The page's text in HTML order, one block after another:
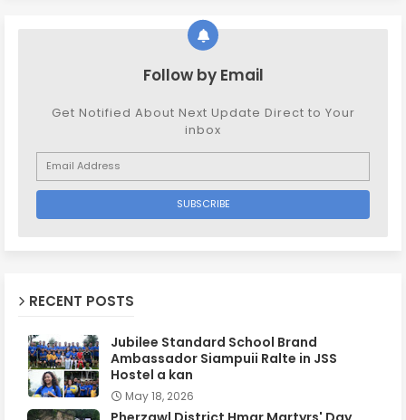
Follow by Email
Get Notified About Next Update Direct to Your
inbox
RECENT POSTS
Jubilee Standard School Brand
Ambassador Siampuii Ralte in JSS
Hostel a kan
May 18, 2026